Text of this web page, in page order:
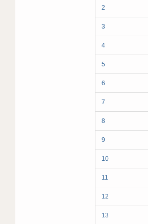
2
3
4
5
6
7
8
9
10
11
12
13